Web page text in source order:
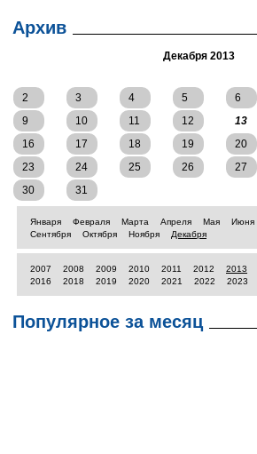
транспортного происшествия
полученных телесных
Кривоозерского ЦРБ.
Архив
Декабря 2013
2
3 4 5 6
9
10 11 12 13
16
17 18 19 20
23
24 25 26 27
30
31
Января Февраля Марта Апреля Мая Июня
Сентября
Октября Ноября Декабря
2007 2008 2009 2010 2011 2012 2013
2016
2018 2019 2020 2021 2022 2023
Популярное за месяц